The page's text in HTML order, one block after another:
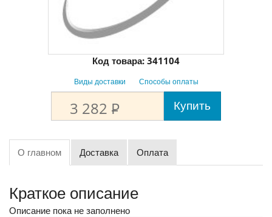
Код товара: 341104
Виды доставки Способы оплаты
3 282 P Купить
О главном Доставка Оплата
Краткое описание
Описание пока не заполнено